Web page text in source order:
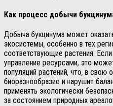
Как процесс добычи
Добыча букцинума может
экосистемы, особенно в тех
соответствующие растения.
управление ресурсами, это
популяций растений, что, в свою
биоразнообразие и нарушит
применять экологически
за состоянием природных